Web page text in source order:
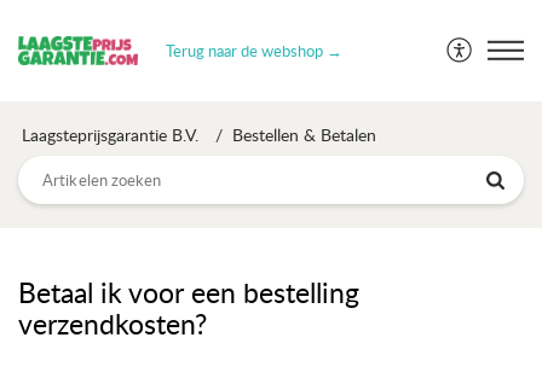
Terug naar de webshop →
Laagsteprijsgarantie B.V. Bestellen & Betalen
Betaal ik voor een bestelling
verzendkosten?